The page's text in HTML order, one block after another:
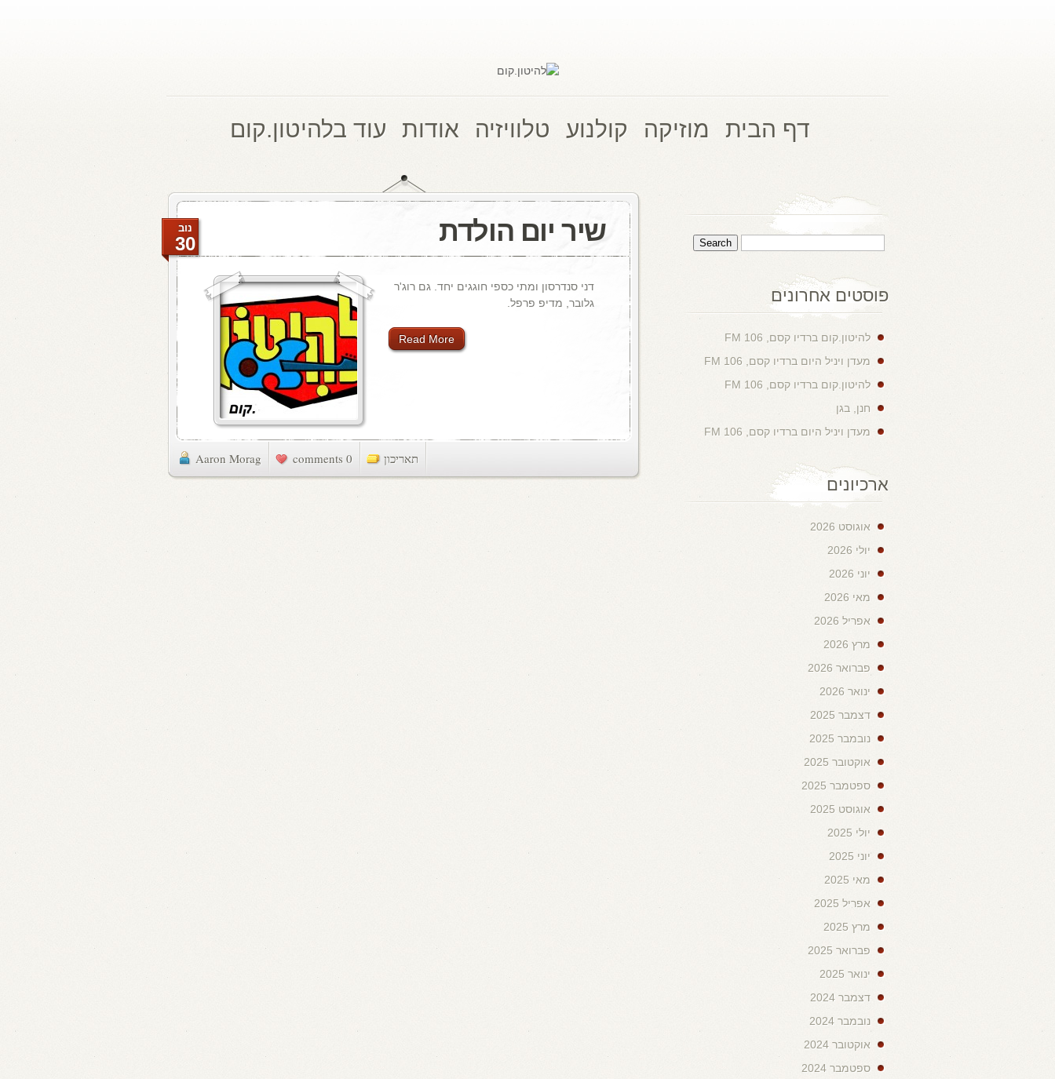
דף הבית מוזיקה קולנוע טלוויזיה אודות עוד בלהיטון.קום
שיר יום הולדת נוב
30
דני סנדרסון ומתי כספי חוגגים יחד. גם רוג'ר
גלובר, מדיפ פרפל.
Read More
Aaron Morag 0 comments תאריכון
פוסטים אחרונים
להיטון.קום ברדיו קסם, 106 FM
מעדן ויניל היום ברדיו קסם, 106 FM
להיטון.קום ברדיו קסם, 106 FM
חנן, בגן
מעדן ויניל היום ברדיו קסם, 106 FM
ארכיונים
אוגוסט 2026
יולי 2026
יוני 2026
מאי 2026
אפריל 2026
מרץ 2026
פברואר 2026
ינואר 2026
דצמבר 2025
נובמבר 2025
אוקטובר 2025
ספטמבר 2025
אוגוסט 2025
יולי 2025
יוני 2025
מאי 2025
אפריל 2025
מרץ 2025
פברואר 2025
ינואר 2025
דצמבר 2024
נובמבר 2024
אוקטובר 2024
ספטמבר 2024